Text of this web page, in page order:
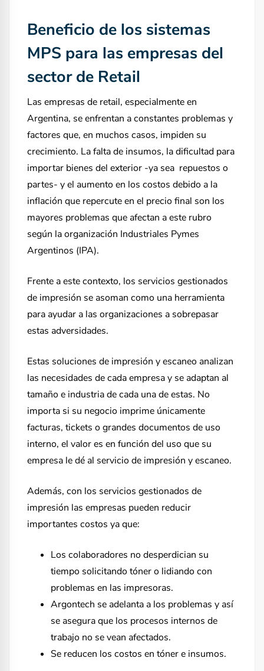
Beneficio de los sistemas
MPS para las empresas del
sector de Retail
Las empresas de retail, especialmente en
Argentina, se enfrentan a constantes problemas y
factores que, en muchos casos, impiden su
crecimiento. La falta de insumos, la dificultad para
importar bienes del exterior -ya sea repuestos o
partes- y el aumento en los costos debido a la
inflación que repercute en el precio final son los
mayores problemas que afectan a este rubro
según la organización Industriales Pymes
Argentinos (IPA).
Frente a este contexto, los servicios gestionados
de impresión se asoman como una herramienta
para ayudar a las organizaciones a sobrepasar
estas adversidades.
Estas soluciones de impresión y escaneo analizan
las necesidades de cada empresa y se adaptan al
tamaño e industria de cada una de estas. No
importa si su negocio imprime únicamente
facturas, tickets o grandes documentos de uso
interno, el valor es en función del uso que su
empresa le dé al servicio de impresión y escaneo.
Además, con los servicios gestionados de
impresión las empresas pueden reducir
importantes costos ya que:
Los colaboradores no desperdician su
tiempo solicitando tóner o lidiando con
problemas en las impresoras.
Argontech se adelanta a los problemas y así
se asegura que los procesos internos de
trabajo no se vean afectados.
Se reducen los costos en tóner e insumos.